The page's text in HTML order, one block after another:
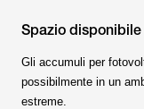
Spazio
Gli accumuli per
possibilmente in un
estreme.